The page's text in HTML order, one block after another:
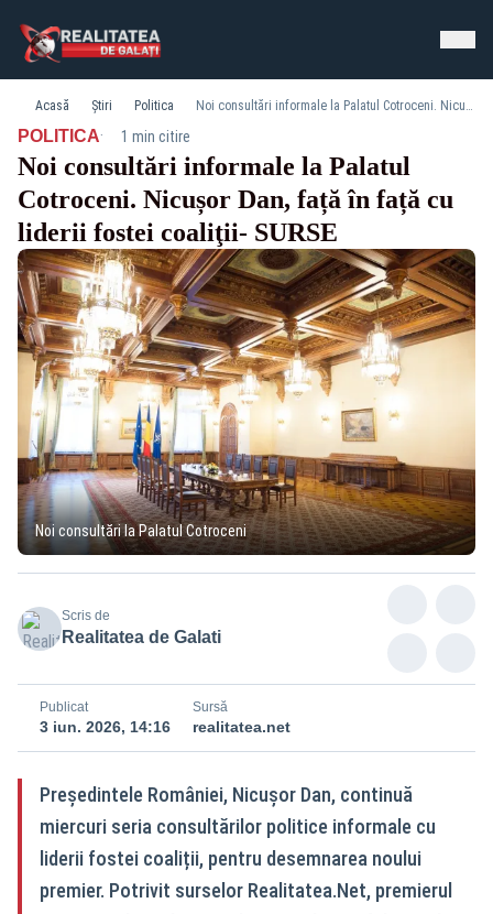
Acasă Știri Politica Noi consultări informale la Palatul Cotroceni. Nicușor Dan, față în față cu liderii fostei coaliţii- SURSE
POLITICA· 1 min citire
Noi consultări informale la Palatul
Cotroceni. Nicușor Dan, față în față cu
liderii fostei coaliţii- SURSE
Noi consultări la Palatul Cotroceni
Scris de
Realitatea de Galati
Publicat
3 iun. 2026, 14:16
Sursă
realitatea.net
Președintele României, Nicușor Dan, continuă
miercuri seria consultărilor politice informale cu
liderii fostei coaliții, pentru desemnarea noului
premier. Potrivit surselor Realitatea.Net, premierul